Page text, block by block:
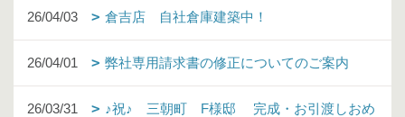
26/04/03 倉吉店 自社倉庫建築中！
26/04/01 弊社専用請求書の修正についてのご案内
26/03/31
♪祝♪ 三朝町 F様邸 完成・お引渡しおめ